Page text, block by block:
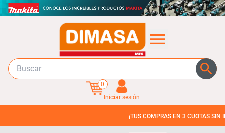
0
Iniciar sesión
¡TUS COMPRAS EN 3 CUOTAS SIN